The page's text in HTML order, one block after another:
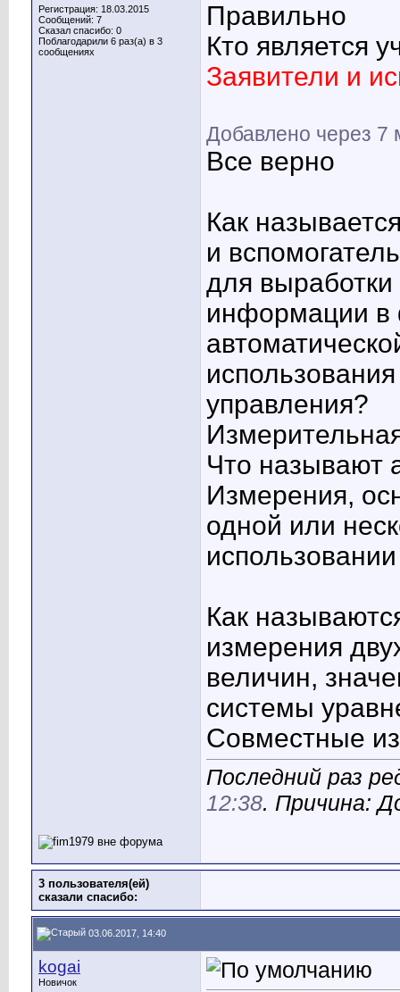
Регистрация: 18.03.2015
Сообщений: 7
Сказал спасибо: 0
Поблагодарили 6 раз(а) в 3
сообщениях
Правильно
Кто является
Заявители и
Добавлено через 7
Все верно
Как
и
для
информации в
управления?
Что называют
Измерения,
одной или
Как
измерения
величин,
системы
Совместные
Последний раз
12:38. Причина:
3 пользователя(ей)
сказали cпасибо:
03.06.2017, 14:40
kogai
Новичок